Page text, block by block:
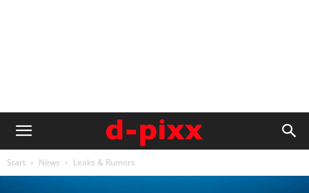
Start News Leaks & Rumors